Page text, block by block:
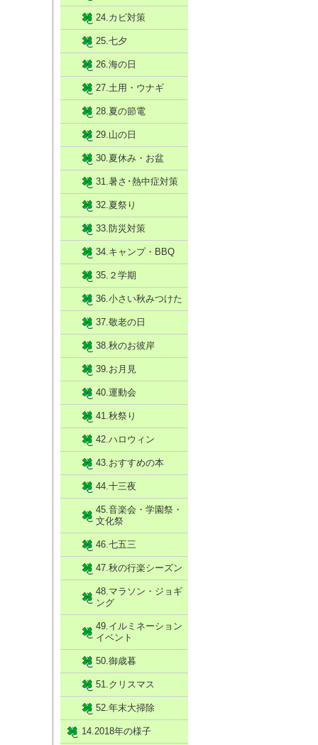
24.カビ対策
25.七夕
26.海の日
27.土用・ウナギ
28.夏の節電
29.山の日
30.夏休み・お盆
31.暑さ･熱中症対策
32.夏祭り
33.防災対策
34.キャンプ・BBQ
35.２学期
36.小さい秋みつけた
37.敬老の日
38.秋のお彼岸
39.お月見
40.運動会
41.秋祭り
42.ハロウィン
43.おすすめの本
44.十三夜
45.音楽会・学園祭・
文化祭
46.七五三
47.秋の行楽シーズン
48.マラソン・ジョギ
ング
49.イルミネーション
イベント
50.御歳暮
51.クリスマス
52.年末大掃除
14.2018年の様子